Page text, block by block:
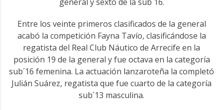
Entre los veinte primeros clasificados de la general
acabó la competición Fayna Tavío, clasificándose la
regatista del Real Club Náutico de Arrecife en la
posición 19 de la general y fue octava en la categoría
sub´16 femenina. La actuación lanzaroteña la completó
Julián Suárez, regatista que fue cuarto de la categoría
sub´13 masculina.